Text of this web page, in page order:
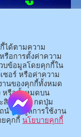
โทรศัพท์ : 043-602-055 โทรสาร :
043-602-044
46000โทรศัพท์ 043-811128 08-
64584360 โทรสาร 043-813070
ได้ตามความ
รือการตั้งค่าความ
บข้อมูลโดยคุกกี้ใน
ซอร์ หรือค่าความ
านของคุกกี้ทั้งหมด
หรือทั้งหมดบน
สิทธิภาพ กดปุ่ม
นำข้อมูลการใช้งาน
ยคุกกี้ นโยบายคุกกี้